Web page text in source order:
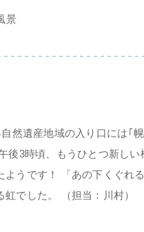
景
然遺産地域の入り口には｢
後3時頃、もうひとつ新し
ようです！ 「あの下くぐれ
虹でした。 （担当：川村）